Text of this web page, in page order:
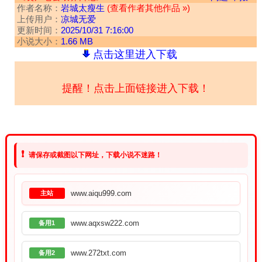
作者名称： 岩城太瘦生 (查看作者其他作品 »)
上传用户： 凉城无爱
更新时间： 2025/10/31 7:16:00
小说大小： 1.66 MB
点击这里进入下载
提醒！点击上面链接进入下载！
❗ 请保存或截图以下网址，下载小说不迷路！
主站 www.aiqu999.com
备用1 www.aqxsw222.com
备用2 www.272txt.com